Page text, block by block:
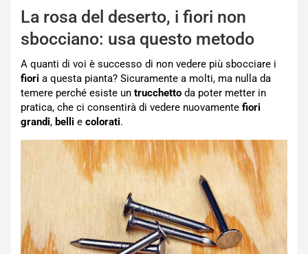
La rosa del deserto, i fiori non
sbocciano: usa questo metodo
A quanti di voi è successo di non vedere più sbocciare i
fiori a questa pianta? Sicuramente a molti, ma nulla da
temere perché esiste un trucchetto da poter metter in
pratica, che ci consentirà di vedere nuovamente fiori
grandi, belli e colorati.